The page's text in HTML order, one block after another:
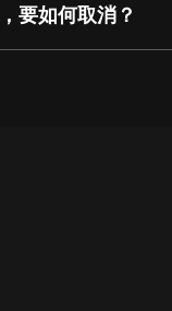
要如何取消？
取消訂閱方法